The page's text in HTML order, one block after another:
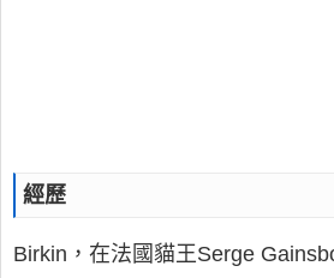
經歷
Birkin，在法國貓王Serge